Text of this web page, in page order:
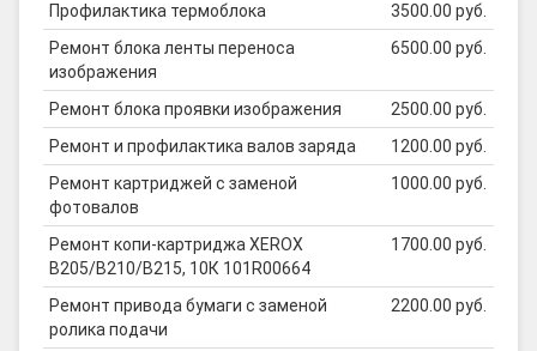
Профилактика термоблока
3500.00 руб.
Ремонт блока ленты переноса
изображения
6500.00 руб.
Ремонт блока проявки изображения
2500.00 руб.
Ремонт и профилактика валов заряда
1200.00 руб.
Ремонт картриджей с заменой
фотовалов
1000.00 руб.
Ремонт копи-картриджа XEROX
B205/B210/B215, 10К 101R00664
1700.00 руб.
Ремонт привода бумаги с заменой
ролика подачи
2200.00 руб.